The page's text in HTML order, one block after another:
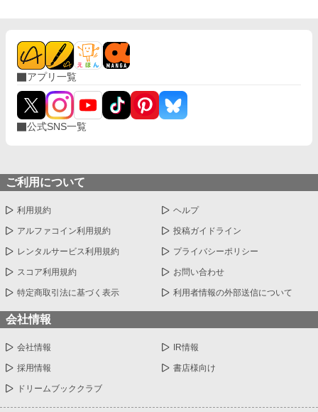
アプリ一覧
公式SNS一覧
ご利用について
利用規約 ヘルプ
アルファコイン利用規約 投稿ガイドライン
レンタルサービス利用規約 プライバシーポリシー
スコア利用規約 お問い合わせ
特定商取引法に基づく表示 利用者情報の外部送信について
会社情報
会社情報 IR情報
採用情報 書店様向け
ドリームブッククラブ